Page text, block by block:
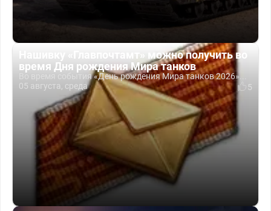
Нашивку «Главпочтамт» можно получить во
время Дня рождения Мира танков
Во время события «День рождения Мира танков 2026»...
05 августа, среда
5